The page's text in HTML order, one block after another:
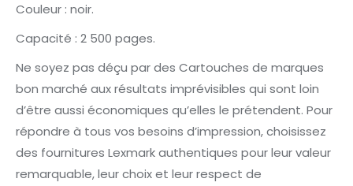
Couleur : noir.
Capacité : 2 500 pages.
Ne soyez pas déçu par des Cartouches de marques
bon marché aux résultats imprévisibles qui sont loin
d’être aussi économiques qu’elles le prétendent. Pour
répondre à tous vos besoins d’impression, choisissez
des fournitures Lexmark authentiques pour leur valeur
remarquable, leur choix et leur respect de